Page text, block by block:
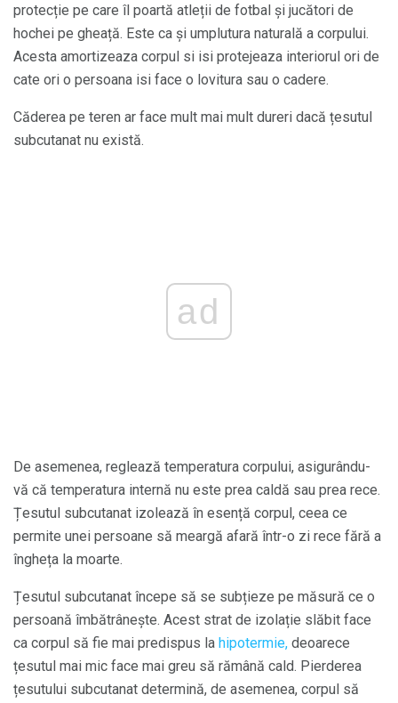
protecție pe care îl poartă atleții de fotbal și jucători de
hochei pe gheață. Este ca și umplutura naturală a corpului.
Acesta amortizeaza corpul si isi protejeaza interiorul ori de
cate ori o persoana isi face o lovitura sau o cadere.
Căderea pe teren ar face mult mai mult dureri dacă țesutul
subcutanat nu există.
ad
De asemenea, reglează temperatura corpului, asigurându-
vă că temperatura internă nu este prea caldă sau prea rece.
Țesutul subcutanat izolează în esență corpul, ceea ce
permite unei persoane să meargă afară într-o zi rece fără a
îngheța la moarte.
Țesutul subcutanat începe să se subțieze pe măsură ce o
persoană îmbătrânește. Acest strat de izolație slăbit face
ca corpul să fie mai predispus la hipotermie, deoarece
țesutul mai mic face mai greu să rămână cald. Pierderea
țesutului subcutanat determină, de asemenea, corpul să